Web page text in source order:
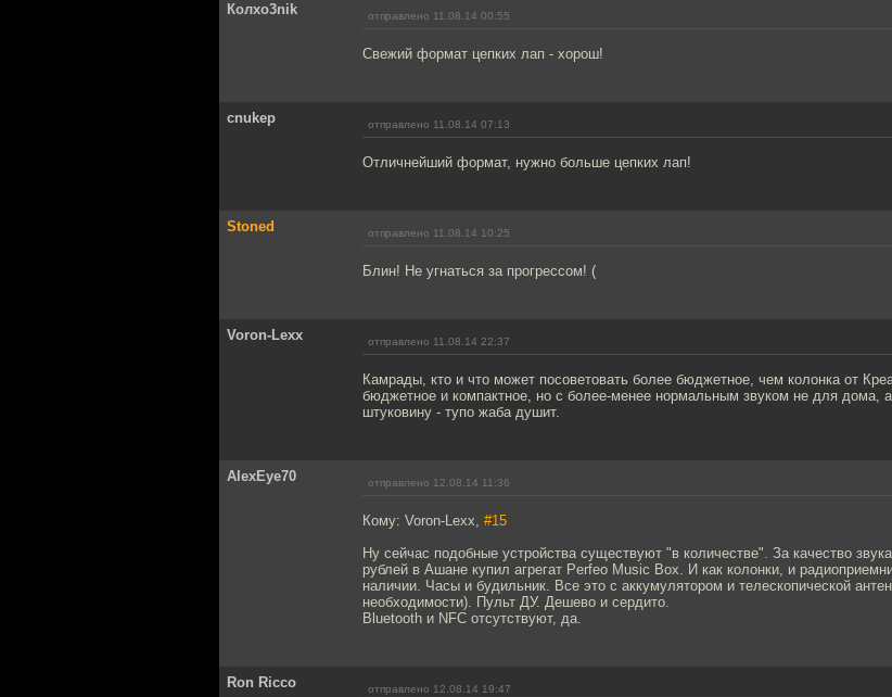
Колxo3nik отправлено 11.08.14 00:55
Свежий формат цепких лап - хорош!
cnukep отправлено 11.08.14 07:13
Отличнейший формат, нужно больше цепких лап!
Stoned отправлено 11.08.14 10:25
Блин! Не угнаться за прогрессом! (
Voron-Lexx отправлено 11.08.14 22:37
Камрады, кто и что может посоветовать более бюджетное, чем колонка от
бюджетное и компактное, но с более-менее нормальным звуком не для дома,
штуковину - тупо жаба душит.
AlexEye70 отправлено 12.08.14 11:36
Кому: Voron-Lexx, #15
Ну сейчас подобные устройства существуют "в количестве". За качество
рублей в Ашане купил агрегат Perfeo Music Box. И как колонки, и
наличии. Часы и будильник. Все это с аккумулятором и телескопической
необходимости). Пульт ДУ. Дешево и сердито.
Bluetooth и NFC отсутствуют, да.
Ron Ricco отправлено 12.08.14 19:47